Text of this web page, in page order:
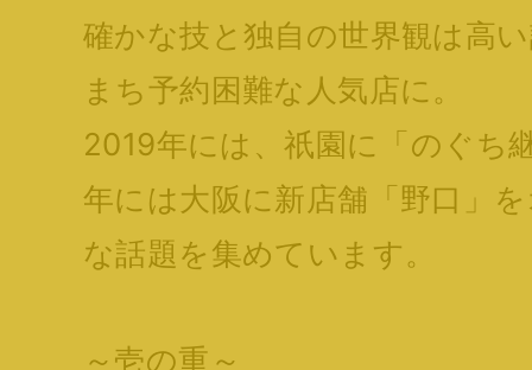
確かな技と独自の世界観は高
まち予約困難な人気店に。
2019年には、祇園に「のぐち
年には大阪に新店舗「野口」
な話題を集めています。
～壱の重～